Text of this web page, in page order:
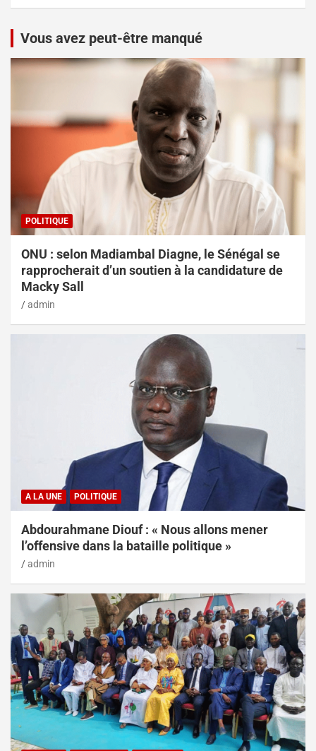
Vous avez peut-être manqué
POLITIQUE
ONU : selon Madiambal Diagne, le Sénégal se
rapprocherait d’un soutien à la candidature de
Macky Sall
admin
A LA UNE POLITIQUE
Abdourahmane Diouf : « Nous allons mener
l’offensive dans la bataille politique »
admin